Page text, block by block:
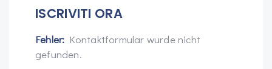
ISCRIVITI ORA
Fehler: Kontaktformular wurde nicht
gefunden.